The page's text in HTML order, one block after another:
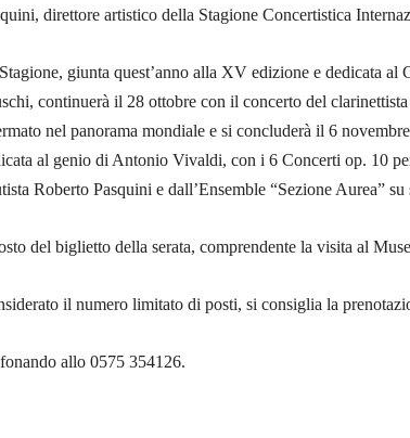
direttore artistico della Stagione Concertistica
giunta quest’anno alla XV edizione e dedicata al
continuerà il 28 ottobre con il concerto del
nel panorama mondiale e si concluderà il 6
al genio di Antonio Vivaldi, con i 6 Concerti op. 10
Roberto Pasquini e dall’Ensemble “Sezione Aurea”
del biglietto della serata, comprendente la visita al
il numero limitato di posti, si consiglia la
allo 0575 354126.